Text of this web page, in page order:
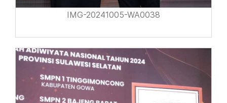
IMG-20241005-WA0038